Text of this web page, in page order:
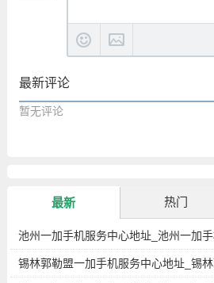
最新评论
暂无评论
最新 热门
池州一加手机服务中心地址_池州一加
询
锡林郭勒盟一加手机服务中心地址_锡